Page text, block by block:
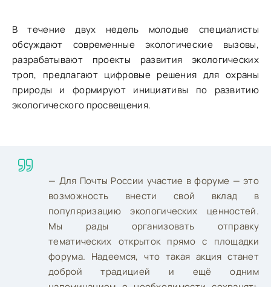
В течение двух недель молодые специалисты
обсуждают современные экологические вызовы,
разрабатывают проекты развития экологических
троп, предлагают цифровые решения для охраны
природы и формируют инициативы по развитию
экологического просвещения.
— Для Почты России участие в форуме — это
возможность внести свой вклад в
популяризацию экологических ценностей.
Мы рады организовать отправку
тематических открыток прямо с площадки
форума. Надеемся, что такая акция станет
доброй традицией и ещё одним